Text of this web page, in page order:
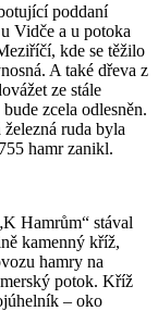
poddaní
Vidče a u potoka
kde se těžilo
A také dřeva z
ze stále
zcela odlesněn.
ruda byla
hamr zanikl.
Hamrům“ stával
kamenný kříž,
hamry na
potok. Kříž
– oko